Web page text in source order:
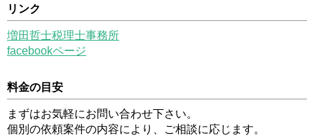
リンク
増田哲士税理士事務所
facebookページ
料金の目安
まずはお気軽にお問い合わせ下さい。
個別の依頼案件の内容により、ご相談に応じます。